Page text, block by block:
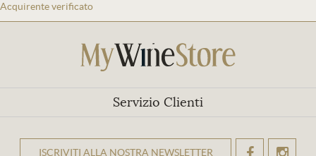
Acquirente verificato
Servizio Clienti
ISCRIVITI ALLA NOSTRA NEWSLETTEROK